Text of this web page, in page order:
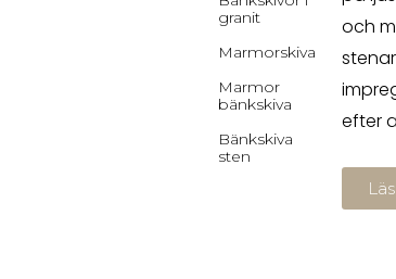
granit
Marmorskiva
Marmor
bänkskiva
Bänkskiva
sten
och
stenar
efter